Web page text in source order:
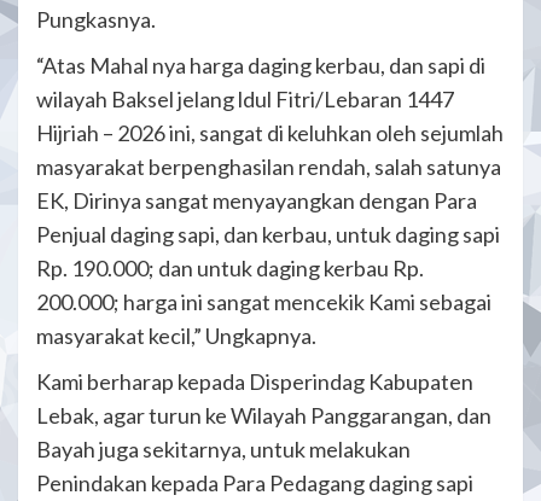
Pungkasnya.
“Atas Mahal nya harga daging kerbau, dan sapi di
wilayah Baksel jelang ldul Fitri/Lebaran 1447
Hijriah – 2026 ini, sangat di keluhkan oleh sejumlah
masyarakat berpenghasilan rendah, salah satunya
EK, Dirinya sangat menyayangkan dengan Para
Penjual daging sapi, dan kerbau, untuk daging sapi
Rp. 190.000; dan untuk daging kerbau Rp.
200.000; harga ini sangat mencekik Kami sebagai
masyarakat kecil,” Ungkapnya.
Kami berharap kepada Disperindag Kabupaten
Lebak, agar turun ke Wilayah Panggarangan, dan
Bayah juga sekitarnya, untuk melakukan
Penindakan kepada Para Pedagang daging sapi